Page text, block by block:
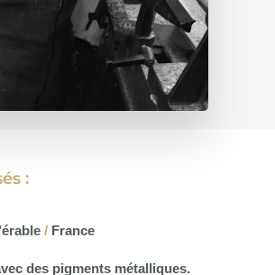
:
/ France
des pigments métalliques.